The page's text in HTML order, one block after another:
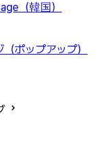
（韓国）
ポップアップ）